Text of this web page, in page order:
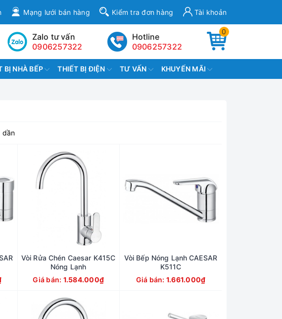
Mạng lưới bán hàng Kiểm tra đơn hàng Tài khoản
0
Hotline
0906257322
Zalo tư vấn
0906257322
BỊ NHÀ BẾP THIẾT BỊ ĐIỆN TƯ VẤN KHUYẾN MÃI
dần
Vòi Rửa Chén Caesar K415C
Nóng Lạnh
Giá bán: 1.584.000₫
Vòi Bếp Nóng Lạnh CAESAR
K511C
Giá bán: 1.661.000₫